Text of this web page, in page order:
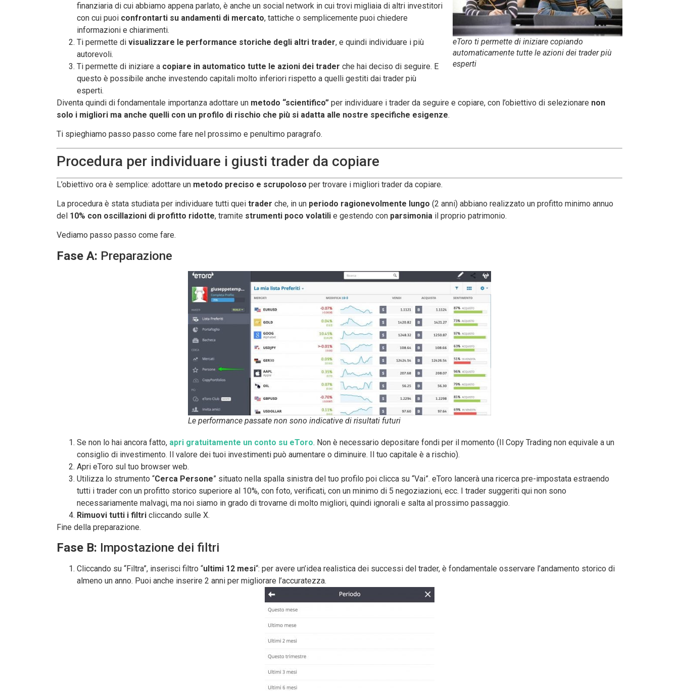
eToro ti permette di iniziare copiando
automaticamente tutte le azioni dei trader più
esperti
finanziaria di cui abbiamo appena parlato, è anche un social network in cui trovi migliaia di altri investitori
con cui puoi confrontarti su andamenti di mercato, tattiche o semplicemente puoi chiedere
informazioni e chiarimenti.
Ti permette di visualizzare le performance storiche degli altri trader, e quindi individuare i più
autorevoli.
Ti permette di iniziare a copiare in automatico tutte le azioni dei trader che hai deciso di seguire. E
questo è possibile anche investendo capitali molto inferiori rispetto a quelli gestiti dai trader più
esperti.
Diventa quindi di fondamentale importanza adottare un metodo “scientifico” per individuare i trader da seguire e copiare, con l’obiettivo di selezionare non
solo i migliori ma anche quelli con un profilo di rischio che più si adatta alle nostre specifiche esigenze.
Ti spieghiamo passo passo come fare nel prossimo e penultimo paragrafo.
Procedura per individuare i giusti trader da copiare
L’obiettivo ora è semplice: adottare un metodo preciso e scrupoloso per trovare i migliori trader da copiare.
La procedura è stata studiata per individuare tutti quei trader che, in un periodo ragionevolmente lungo (2 anni) abbiano realizzato un profitto minimo annuo
del 10% con oscillazioni di profitto ridotte, tramite strumenti poco volatili e gestendo con parsimonia il proprio patrimonio.
Vediamo passo passo come fare.
Fase A: Preparazione
Le performance passate non sono indicative di risultati futuri
Se non lo hai ancora fatto, apri gratuitamente un conto su eToro. Non è necessario depositare fondi per il momento (Il Copy Trading non equivale a un
consiglio di investimento. Il valore dei tuoi investimenti può aumentare o diminuire. Il tuo capitale è a rischio).
Apri eToro sul tuo browser web.
Utilizza lo strumento “Cerca Persone” situato nella spalla sinistra del tuo profilo poi clicca su “Vai”. eToro lancerà una ricerca pre-impostata estraendo
tutti i trader con un profitto storico superiore al 10%, con foto, verificati, con un minimo di 5 negoziazioni, ecc. I trader suggeriti qui non sono
necessariamente malvagi, ma noi siamo in grado di trovarne di molto migliori, quindi ignorali e salta al prossimo passaggio.
Rimuovi tutti i filtri cliccando sulle X.
Fine della preparazione.
Fase B: Impostazione dei filtri
Cliccando su “Filtra”, inserisci filtro “ultimi 12 mesi“: per avere un’idea realistica dei successi del trader, è fondamentale osservare l’andamento storico di
almeno un anno. Puoi anche inserire 2 anni per migliorare l’accuratezza.